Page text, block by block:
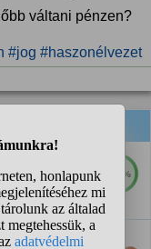
váltani pénzen?
#jog #haszonélvezet
100%
siman